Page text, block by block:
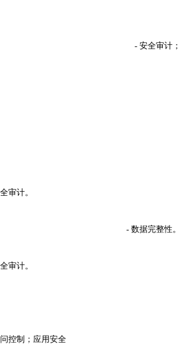
- 安全审计；
审计。
- 数据完整性。
审计。
控制；应用安全